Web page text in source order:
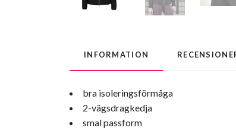
INFORMATION
bra isoleringsförmåga
2-vägsdragkedja
smal passform